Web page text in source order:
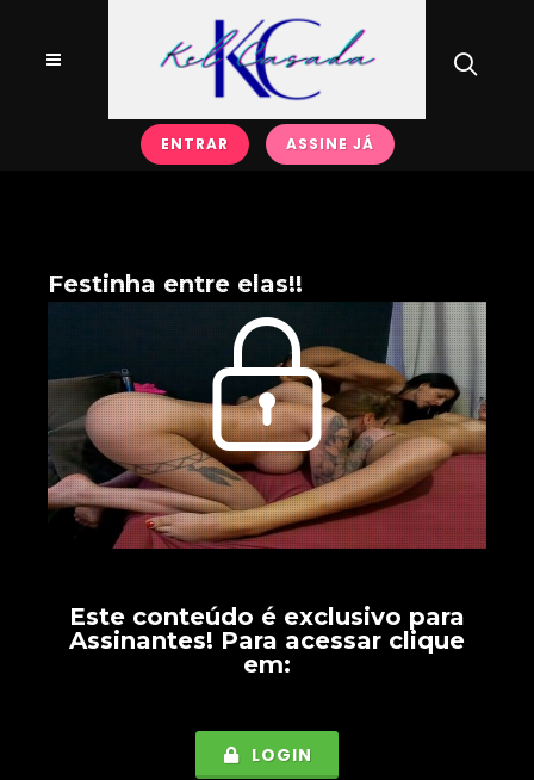
ENTRAR ASSINE JÁ
Festinha entre elas!!
Este conteúdo é exclusivo para
Assinantes! Para acessar clique
em:
LOGIN